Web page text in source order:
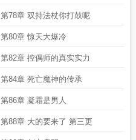
第78章 双持法杖你打鼓呢
第80章 惊天大爆冷
第82章 控偶师的真实实力
第84章 死亡魔神的传承
第86章 凝霜是男人
第88章 大的要来了 第三更